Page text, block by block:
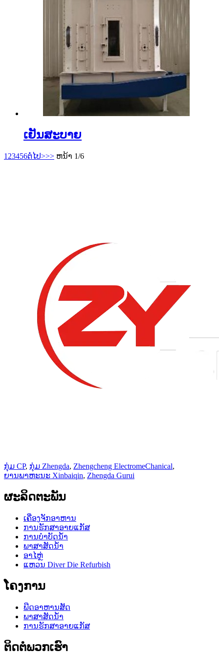
ເຢັນສະບາຍ
1 23456ຕໍ່ໄປ>>> ຫນ້າ 1/6
ກຸ່ມ CP, ກຸ່ມ Zhengda, Zhengcheng ElectromeChanical,
ຍານພາຫະນະ Xinbaiqin, Zhengda Gurui
ຜະລິດຕະພັນ
ເຄື່ອງຈັກອາຫານ
ການຮັກສາອາຍແກັສ
ການບໍາບັດນ້ໍາ
ພາສາສັດນ້ໍາ
ອາໄຫຼ່
ແຫວນ Diver Die Refurbish
ໂຄງການ
ພືດອາຫານສັດ
ພາສາສັດນ້ໍາ
ການຮັກສາອາຍແກັສ
ຕິດຕໍ່ພວກເຮົາ